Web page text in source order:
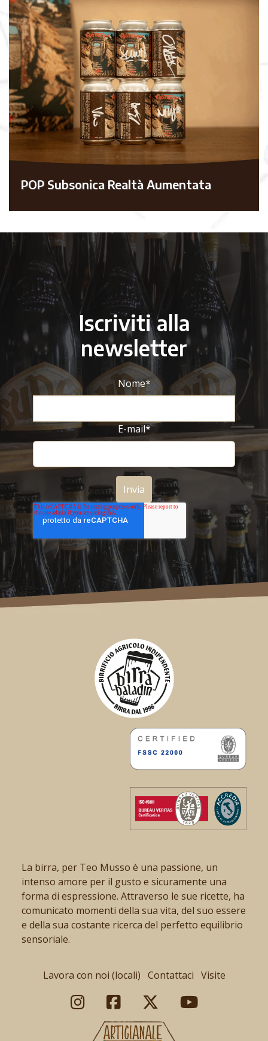
POP Subsonica Realtà Aumentata
Iscriviti alla
newsletter
Nome*
E-mail*
La birra, per Teo Musso è una passione, un
intenso amore per il gusto e sicuramente una
forma di espressione. Attraverso le sue ricette, ha
comunicato momenti della sua vita, del suo essere
e della sua costante ricerca del perfetto equilibrio
sensoriale.
Lavora con noi (locali) Contattaci Visite